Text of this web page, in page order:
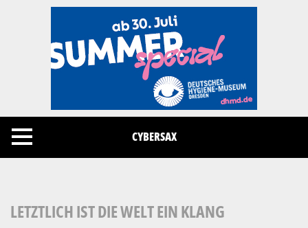
CYBERSAX
LETZTLICH IST DIE WELT EIN KLANG
Cookies management panel